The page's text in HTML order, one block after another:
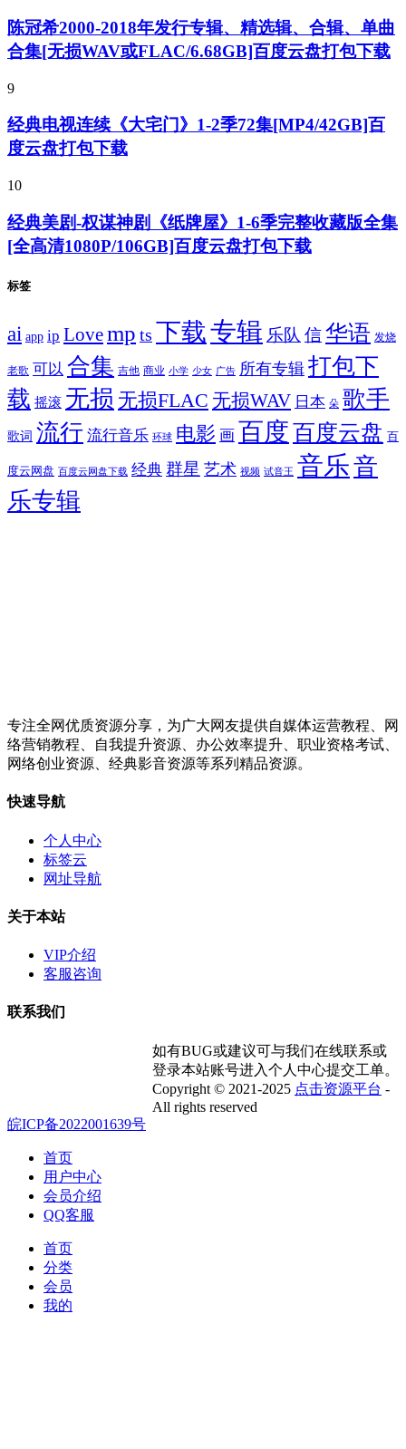
陈冠希2000-2018年发行专辑、精选辑、合辑、单曲
合集[无损WAV或FLAC/6.68GB]百度云盘打包下载
9
经典电视连续《大宅门》1-2季72集[MP4/42GB]百
度云盘打包下载
10
经典美剧-权谋神剧《纸牌屋》1-6季完整收藏版全集
[全高清1080P/106GB]百度云盘打包下载
标签
ai app ip Lovemp ts 下载专辑 乐队 信华语 发烧
老歌 可以 合集 吉他 商业 小学 少女 广告 所有专辑 打包下
载 摇滚 无损 无损FLAC 无损WAV 日本 朵 歌手
歌词 流行 流行音乐 环球 电影 画 百度百度云盘 百
度云网盘 百度云网盘下载 经典 群星 艺术 视频 试音王 音乐音
乐专辑
专注全网优质资源分享，为广大网友提供自媒体运营教程、网
络营销教程、自我提升资源、办公效率提升、职业资格考试、
网络创业资源、经典影音资源等系列精品资源。
快速导航
个人中心
标签云
网址导航
关于本站
VIP介绍
客服咨询
联系我们
如有BUG或建议可与我们在线联系或
登录本站账号进入个人中心提交工单。
Copyright © 2021-2025 点击资源平台 -
All rights reserved
皖ICP备2022001639号
首页
用户中心
会员介绍
QQ客服
首页
分类
会员
我的